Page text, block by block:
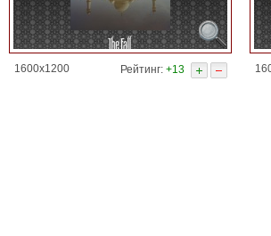
1600x1200 Рейтинг: +13